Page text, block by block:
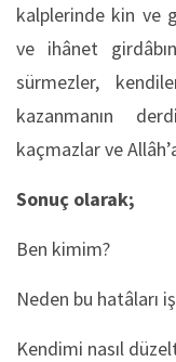
kalplerinde kin ve
ve ihânet
sürmezler,
kazanmanın
kaçmazlar ve
Sonuç olarak;
Ben kimim?
Neden bu hatâları
Kendimi nasıl